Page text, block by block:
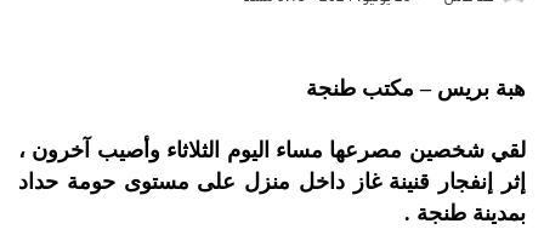
هبة بريس – مكتب طنجة
لقي شخصين مصرعها مساء اليوم الثلاثاء وأصيب آخرون ،
إثر إنفجار قنينة غاز داخل منزل على مستوى حومة حداد
بمدينة طنجة .